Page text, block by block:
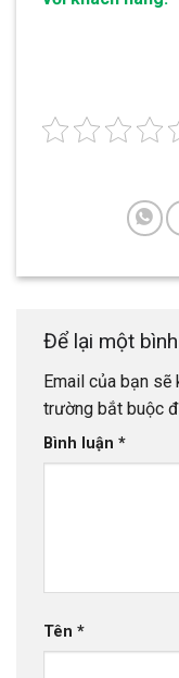
Để lại một
Email của bạn
trường bắt buộc
Bình luận *
Tên *